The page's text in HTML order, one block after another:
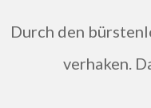
Durch den bürstenlosen Pro Titanium-Keramik Motor sollen sich eure Haare nicht
verhaken.